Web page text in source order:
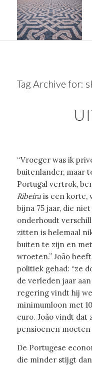
Tag Archive for:
“Vroeger was ik
buitenlander, maar
Portugal vertrok,
Ribeirais een korte,
bijna 75 jaar, die
onderhoudt
zitten is helemaal
buiten te zijn en
wroeten.” João
politiek gehad: “ze
de verleden jaar
regering vindt hij
minimumloon met
euro. João vindt dat
pensioenen moeten
De Portugese
die minder stijgt